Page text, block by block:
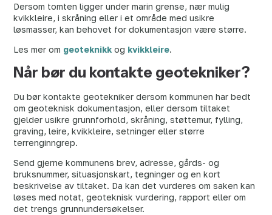
Dersom tomten ligger under marin grense, nær mulig
kvikkleire, i skråning eller i et område med usikre
løsmasser, kan behovet for dokumentasjon være større.
Les mer om geoteknikk og kvikkleire.
Når bør du kontakte geotekniker?
Du bør kontakte geotekniker dersom kommunen har bedt
om geoteknisk dokumentasjon, eller dersom tiltaket
gjelder usikre grunnforhold, skråning, støttemur, fylling,
graving, leire, kvikkleire, setninger eller større
terrenginngrep.
Send gjerne kommunens brev, adresse, gårds- og
bruksnummer, situasjonskart, tegninger og en kort
beskrivelse av tiltaket. Da kan det vurderes om saken kan
løses med notat, geoteknisk vurdering, rapport eller om
det trengs grunnundersøkelser.